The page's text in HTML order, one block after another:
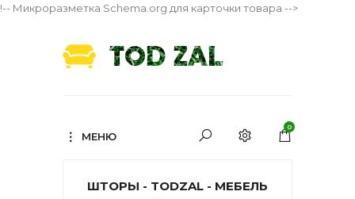
!-- Микроразметка Schema.org для карточки товара -->
МЕНЮ
0
ШТОРЫ - TODZAL - МЕБЕЛЬ